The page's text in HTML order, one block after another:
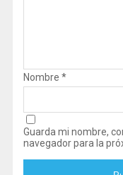
Nombre *
Guarda mi nombre,
navegador para la